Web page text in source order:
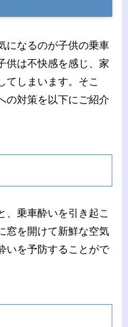
になるのが子供の乗車
供は不快感を感じ、家
てしまいます。そこ
の対策を以下にご紹介
、乗車酔いを引き起こ
窓を開けて新鮮な空気
いを予防することがで